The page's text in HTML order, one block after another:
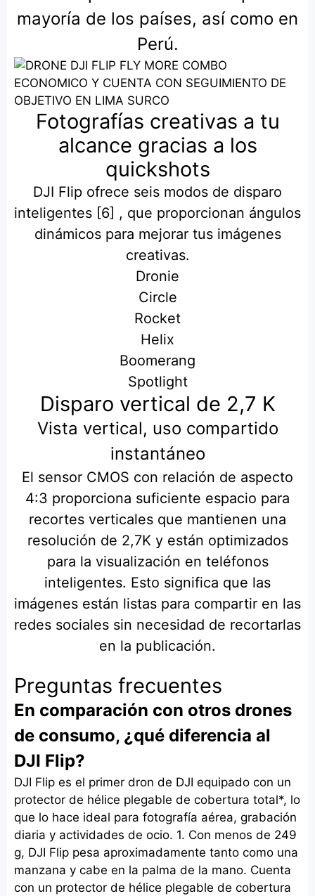
mayoría de los países, así como en
Perú.
Fotografías creativas a tu
alcance gracias a los
quickshots
DJI Flip ofrece seis modos de disparo
inteligentes [6] , que proporcionan ángulos
dinámicos para mejorar tus imágenes
creativas.
Dronie
Circle
Rocket
Helix
Boomerang
Spotlight
Disparo vertical de 2,7 K
Vista vertical, uso compartido
instantáneo
El sensor CMOS con relación de aspecto
4:3 proporciona suficiente espacio para
recortes verticales que mantienen una
resolución de 2,7K y están optimizados
para la visualización en teléfonos
inteligentes. Esto significa que las
imágenes están listas para compartir en las
redes sociales sin necesidad de recortarlas
en la publicación.
Preguntas frecuentes
En comparación con otros drones
de consumo, ¿qué diferencia al
DJI Flip?
DJI Flip es el primer dron de DJI equipado con un
protector de hélice plegable de cobertura total*, lo
que lo hace ideal para fotografía aérea, grabación
diaria y actividades de ocio. 1. Con menos de 249
g, DJI Flip pesa aproximadamente tanto como una
manzana y cabe en la palma de la mano. Cuenta
con un protector de hélice plegable de cobertura